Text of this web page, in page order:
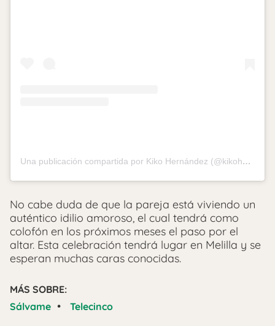
Una publicación compartida por Kiko Hernández (@kikohernandeztv)
No cabe duda de que la pareja está viviendo un
auténtico idilio amoroso, el cual tendrá como
colofón en los próximos meses el paso por el
altar. Esta celebración tendrá lugar en Melilla y se
esperan muchas caras conocidas.
MÁS SOBRE:
Sálvame • Telecinco